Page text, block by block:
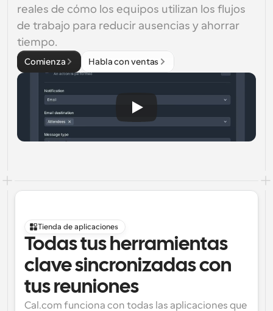
reales de cómo los equipos utilizan los flujos
de trabajo para reducir ausencias y ahorrar
tiempo.
Comienza Habla con ventas
Tienda de aplicaciones
Todas tus herramientas
clave sincronizadas con
tus reuniones
Cal.com funciona con todas las aplicaciones que